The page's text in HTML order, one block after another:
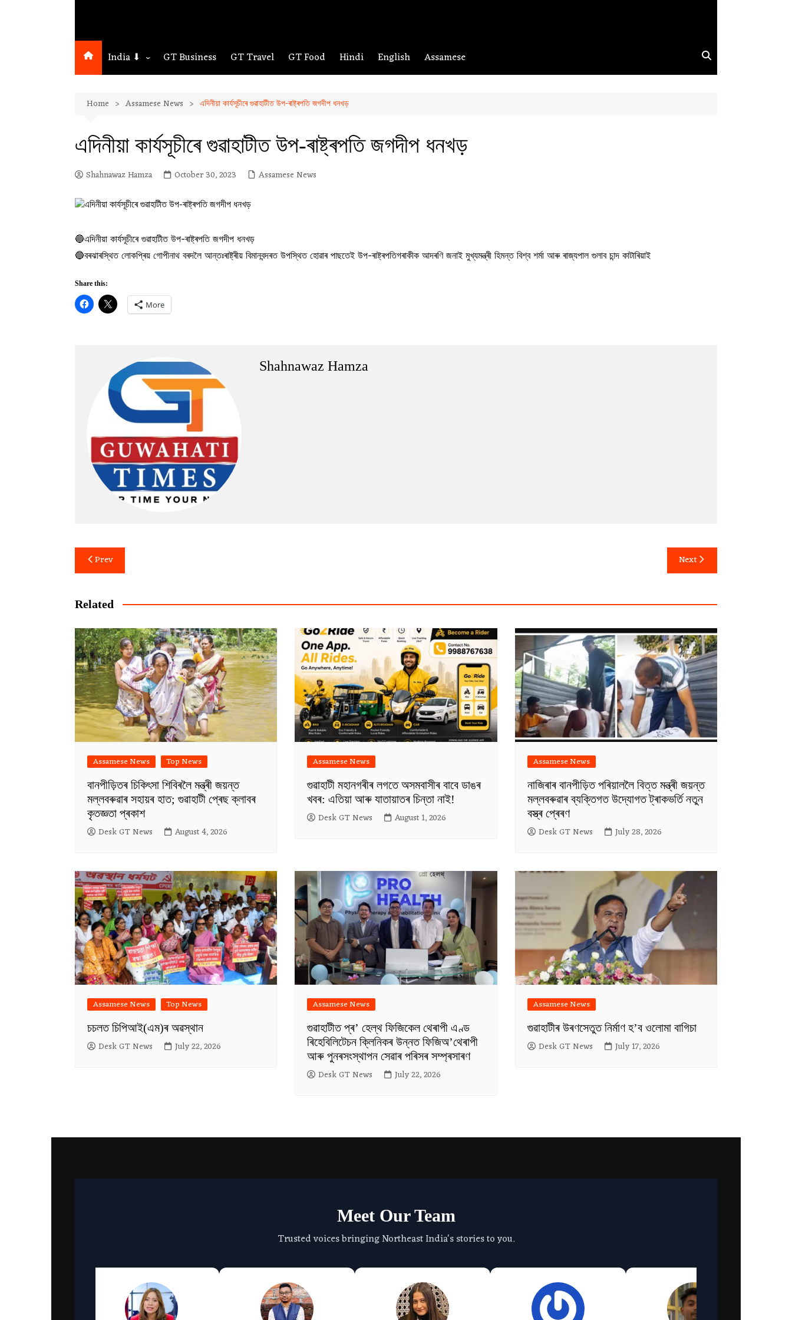
India ⬇
Guwahati
GT Business GT Travel GT Food Hindi English Assamese
Home Assamese News এদিনীয়া কাৰ্যসূচীৰে গুৱাহাটীত উপ-ৰাষ্ট্ৰপতি জগদীপ ধনখড়
এদিনীয়া কাৰ্যসূচীৰে গুৱাহাটীত উপ-ৰাষ্ট্ৰপতি জগদীপ ধনখড়
Shahnawaz Hamza October 30, 2023 Assamese News
🔵এদিনীয়া কাৰ্যসূচীৰে গুৱাহাটীত উপ-ৰাষ্ট্ৰপতি জগদীপ ধনখড়
🔵বৰঝাৰস্থিত লোকপ্ৰিয় গোপীনাথ বৰদলৈ আন্তঃৰাষ্ট্ৰীয় বিমানবন্দৰত উপস্থিত হোৱাৰ পাছতেই উপ-ৰাষ্ট্ৰপতিগৰাকীক আদৰণি জনাই মুখ্যমন্ত্ৰী হিমন্ত বিশ্ব শৰ্মা আৰু ৰাজ্যপাল গুলাব চান্দ কাটাৰিয়াই
Share this:
More
Shahnawaz Hamza
Post
navigation
Prev Next
Related
Assamese News Top News
বানপীড়িতৰ চিকিৎসা শিবিৰলৈ মন্ত্ৰী জয়ন্ত
মল্লবৰুৱাৰ সহায়ৰ হাত; গুৱাহাটী প্ৰেছ ক্লাবৰ
কৃতজ্ঞতা প্ৰকাশ
Desk GT News August 4, 2026
Assamese News
গুৱাহাটী মহানগৰীৰ লগতে অসমবাসীৰ বাবে ডাঙৰ
খবৰ: এতিয়া আৰু যাতায়াতৰ চিন্তা নাই!
Desk GT News August 1, 2026
Assamese News
নাজিৰাৰ বানপীড়িত পৰিয়াললৈ বিত্ত মন্ত্ৰী জয়ন্ত
মল্লবৰুৱাৰ ব্যক্তিগত উদ্যোগত ট্ৰাকভৰ্তি নতুন
বস্ত্ৰ প্ৰেৰণ
Desk GT News July 28, 2026
Assamese News Top News
চচলত চিপিআই(এম)ৰ অৱস্থান
Desk GT News July 22, 2026
Assamese News
গুৱাহাটীত প্ৰ’ হেল্থ ফিজিকেল থেৰাপী এণ্ড
ৰিহেবিলিটেচন ক্লিনিকৰ উন্নত ফিজিঅ’থেৰাপী
আৰু পুনৰসংস্থাপন সেৱাৰ পৰিসৰ সম্প্ৰসাৰণ
Desk GT News July 22, 2026
Assamese News
গুৱাহাটীৰ উৰণসেতুত নিৰ্মাণ হ’ব ওলোমা বাগিচা
Desk GT News July 17, 2026
Meet Our Team
Trusted voices bringing Northeast India's stories to you.